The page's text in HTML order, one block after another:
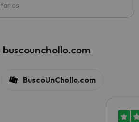
BuscoUnChollo.com